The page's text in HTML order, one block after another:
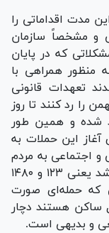
مدت اقداماتی را
و مشخصاً سازمان
که در پایان
منظور همراهی با
تعهدات قانونی
را رد کنند تا روز
شده و همین طور
آغاز این حملات به
روانی و اجتماعی به مردم
ارائه شده در کنار دو سامانه‌ای که عرض شد یعنی ۱۲۳ و ۱۴۸۰
که حمله‌ای صورت
ساکن هستند دچار
و بدیهی است.